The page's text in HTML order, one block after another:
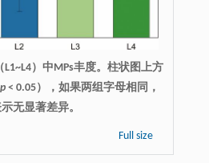
）中MPs丰度。柱状图上方
p < 0.05），如果两组字母相同，
无显著差异。
Full size